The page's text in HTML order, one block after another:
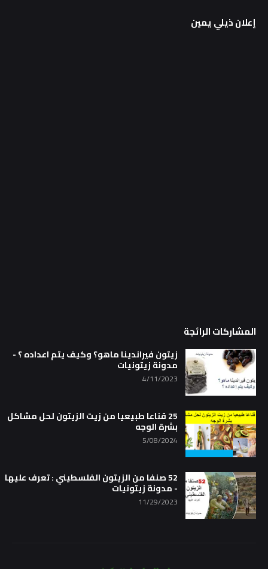
إعلان ذيلي يمين
المشاركات الرائجة
زيتون فيراندينا ماهو؟ وكيف يتم اعداده ؟ -
مدونة زيتونيات
4/11/2023
25 قناعا طبيعيا من زيت الزيتون لحل مشاكل
بشرة الوجه
5/08/2024
52 صنفا من الزيتون الفلسطيني : تعرف عليها
- مدونة زيتونيات
11/29/2023